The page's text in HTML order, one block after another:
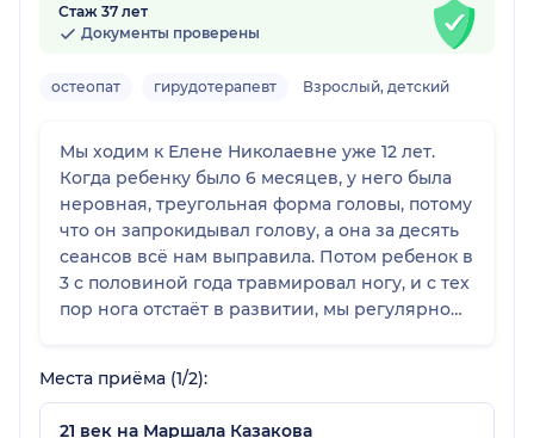
Стаж 37 лет
Документы проверены
остеопат гирудотерапевт Взрослый, детский
Мы ходим к Елене Николаевне уже 12 лет.
Когда ребенку было 6 месяцев, у него была
неровная, треугольная форма головы, потому
что он запрокидывал голову, а она за десять
сеансов всё нам выправила. Потом ребенок в
3 с половиной года травмировал ногу, и с тех
пор нога отстаёт в развитии, мы регулярно
нашей семьи сделала очень много. Я очень
Места приёма (1/2):
21 век на Маршала Казакова